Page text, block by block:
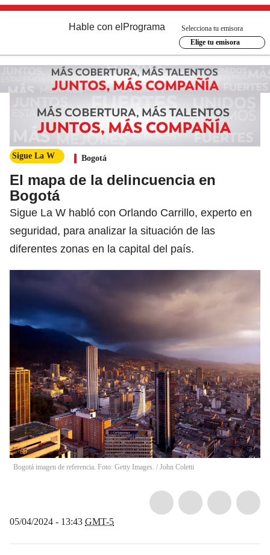
Hable con el Programa
Selecciona tu emisora
Elige tu emisora
Sigue La W Bogotá
El mapa de la delincuencia en
Bogotá
Sigue La W habló con Orlando Carrillo, experto en
seguridad, para analizar la situación de las
diferentes zonas en la capital del país.
Bogotá imagen de referencia. Foto: Getty Images. / John Coletti
05/04/2024 - 13:43 GMT-5